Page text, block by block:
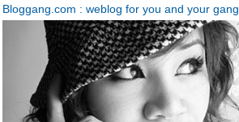
Bloggang.com : weblog for you and your gang